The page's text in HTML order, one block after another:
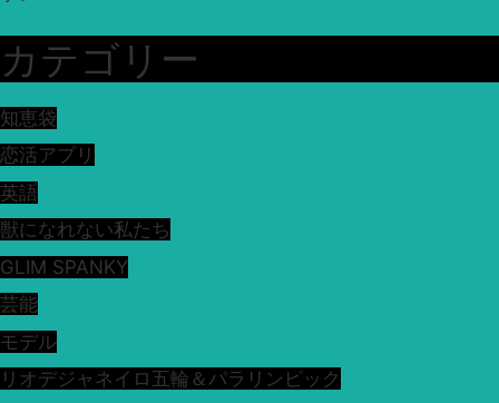
カテゴリー
知恵袋
恋活アプリ
英語
獣になれない私たち
GLIM SPANKY
芸能
モデル
リオデジャネイロ五輪＆パラリンピック